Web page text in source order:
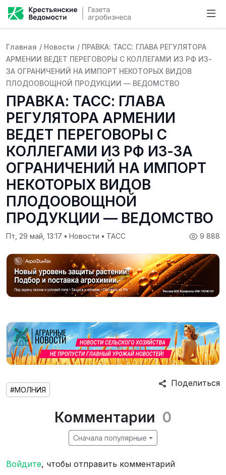
Главная / Новости / ПРАВКА: ТАСС: ГЛАВА РЕГУЛЯТОРА
АРМЕНИИ ВЕДЕТ ПЕРЕГОВОРЫ С КОЛЛЕГАМИ ИЗ РФ ИЗ-
ЗА ОГРАНИЧЕНИЙ НА ИМПОРТ НЕКОТОРЫХ ВИДОВ
ПЛОДООВОЩНОЙ ПРОДУКЦИИ — ВЕДОМСТВО
ПРАВКА: ТАСС: ГЛАВА
РЕГУЛЯТОРА АРМЕНИИ
ВЕДЕТ ПЕРЕГОВОРЫ С
КОЛЛЕГАМИ ИЗ РФ ИЗ-ЗА
ОГРАНИЧЕНИЙ НА ИМПОРТ
НЕКОТОРЫХ ВИДОВ
ПЛОДООВОЩНОЙ
ПРОДУКЦИИ — ВЕДОМСТВО
9 888
Пт, 29 май, 13:17 • Новости • ТАСС
Поделиться
#МОЛНИЯ
Комментарии 0
Сначала популярные
Войдите, чтобы отправить комментарий